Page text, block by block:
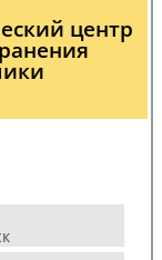
центр